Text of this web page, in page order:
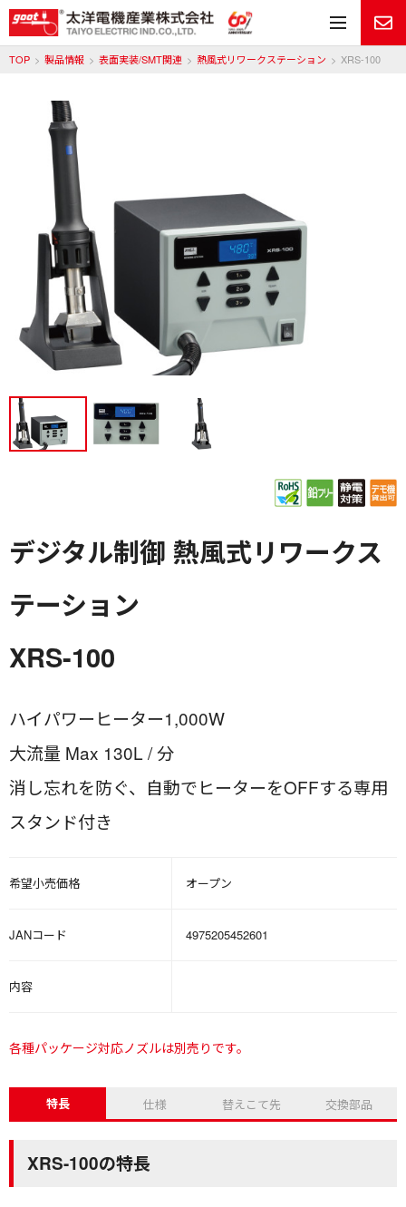
メ
TOP 製品情報 表面実装/SMT関連 熱風式リワークステーション XRS-100
デジタル制御 熱風式リワークス
テーション
XRS-100
ハイパワーヒーター1,000W
大流量 Max 130L / 分
消し忘れを防ぐ、自動でヒーターをOFFする専用
スタンド付き
希望小売価格 オープン
JANコード 4975205452601
内容
各種パッケージ対応ノズルは別売りです。
特長 仕様 替えこて先 交換部品
XRS-100の特長